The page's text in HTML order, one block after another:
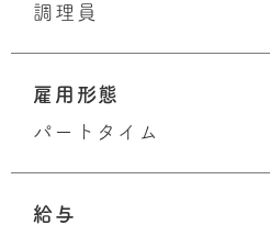
調理員
雇用形態
パートタイム
給与